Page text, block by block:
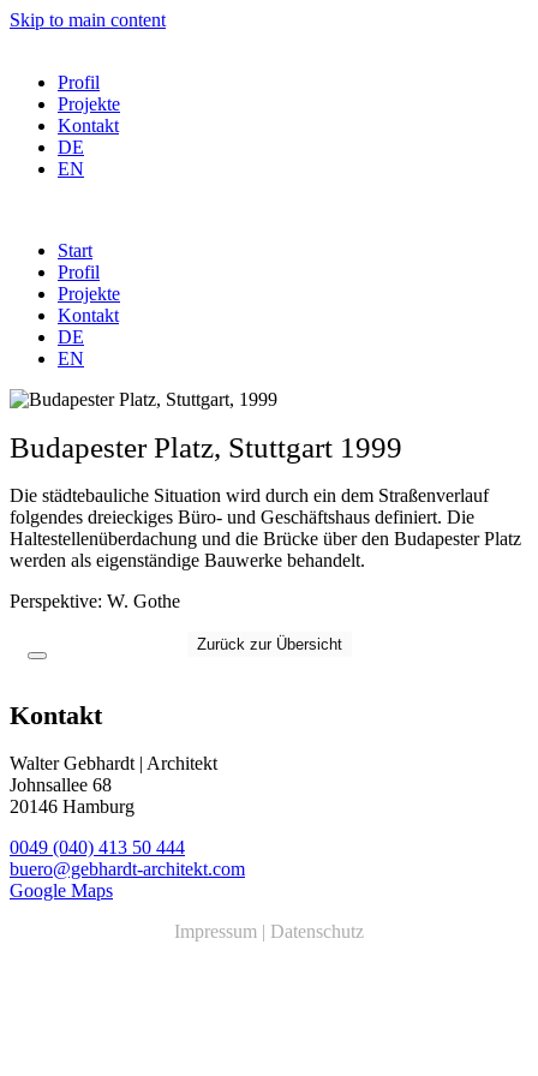
Skip to main content
Profil
Projekte
Kontakt
DE
EN
Start
Profil
Projekte
Kontakt
DE
EN
Budapester Platz, Stuttgart 1999
Die städtebauliche Situation wird durch ein dem Straßenverlauf
folgendes dreieckiges Büro- und Geschäftshaus definiert. Die
Haltestellenüberdachung und die Brücke über den Budapester Platz
werden als eigenständige Bauwerke behandelt.
Perspektive: W. Gothe
Zurück zur Übersicht
Kontakt
Walter Gebhardt | Architekt
Johnsallee 68
20146 Hamburg
0049 (040) 413 50 444
buero@gebhardt-architekt.com
Google Maps
Impressum | Datenschutz